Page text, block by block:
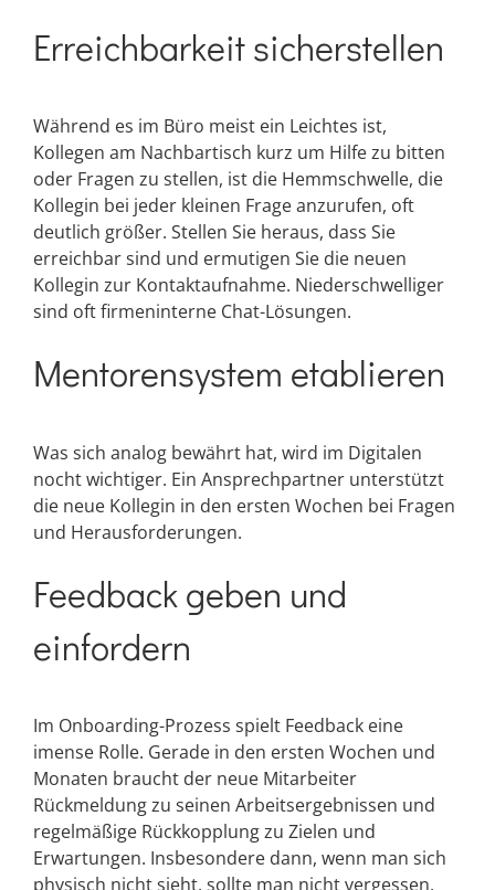
Erreichbarkeit sicherstellen
Während es im Büro meist ein Leichtes ist,
Kollegen am Nachbartisch kurz um Hilfe zu bitten
oder Fragen zu stellen, ist die Hemmschwelle, die
Kollegin bei jeder kleinen Frage anzurufen, oft
deutlich größer. Stellen Sie heraus, dass Sie
erreichbar sind und ermutigen Sie die neuen
Kollegin zur Kontaktaufnahme. Niederschwelliger
sind oft firmeninterne Chat-Lösungen.
Mentorensystem etablieren
Was sich analog bewährt hat, wird im Digitalen
nocht wichtiger. Ein Ansprechpartner unterstützt
die neue Kollegin in den ersten Wochen bei Fragen
und Herausforderungen.
Feedback geben und
einfordern
Im Onboarding-Prozess spielt Feedback eine
imense Rolle. Gerade in den ersten Wochen und
Monaten braucht der neue Mitarbeiter
Rückmeldung zu seinen Arbeitsergebnissen und
regelmäßige Rückkopplung zu Zielen und
Erwartungen. Insbesondere dann, wenn man sich
physisch nicht sieht, sollte man nicht vergessen,